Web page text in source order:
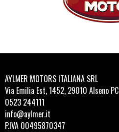
AYLMER MOTORS ITALIANA SRL
Via Emilia Est, 1452, 29010 Alseno PC
0523 244111
info@aylmer.it
P.IVA 00495870347